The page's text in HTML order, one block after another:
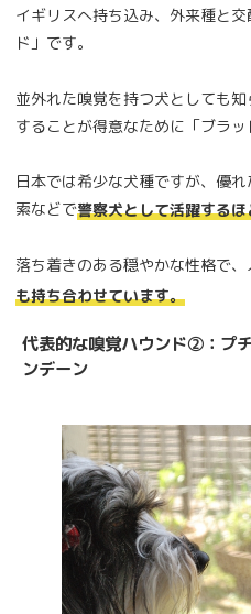
イギリスへ持ち込み、外来種と
ド」です。
並外れた嗅覚を持つ犬としても
することが得意なために「ブラッ
日本では希少な犬種ですが、優
索などで警察犬として活躍する
落ち着きのある穏やかな性格で
も持ち合わせています。
代表的な嗅覚ハウンド②：プ
ンデーン